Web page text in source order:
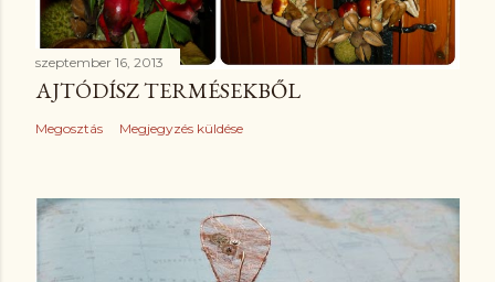
szeptember 16, 2013
AJTÓDÍSZ TERMÉSEKBŐL
Megosztás Megjegyzés küldése